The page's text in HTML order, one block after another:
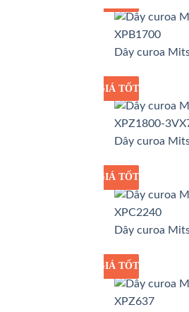
Dây curoa
GIÁ SỈ
GIÁ TỐT
Dây curoa
GIÁ SỈ
GIÁ TỐT
Dây curoa
GIÁ SỈ
GIÁ TỐT